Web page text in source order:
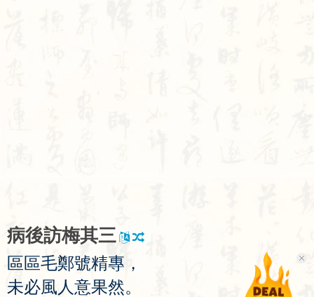
病後訪梅其三
區區毛鄭號精專 ，
未必風 人意果然。